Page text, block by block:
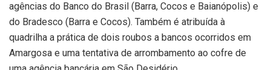
agências do Banco do Brasil (Barra, Cocos e Baianópolis) e
do Bradesco (Barra e Cocos). Também é atribuída à
quadrilha a prática de dois roubos a bancos ocorridos em
Amargosa e uma tentativa de arrombamento ao cofre de